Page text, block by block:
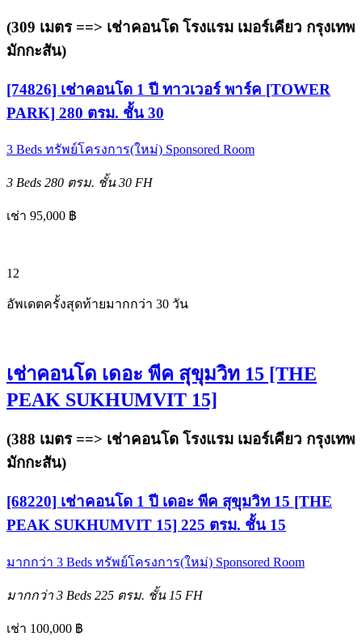
(309 เมตร ==> เช่าคอนโด โรงแรม เมอร์เคียว กรุงเทพ
มักกะสัน)
[74826] เช่าคอนโด 1 ปี ทาวเวอร์ พาร์ค [TOWER
PARK] 280 ตรม. ชั้น 30
3 Beds ทรัพย์โครงการ(ใหม่) Sponsored Room
3 Beds 280 ตรม. ชั้น 30 FH
เช่า 95,000 ฿
12
อัพเดตครั้งสุดท้ายมากกว่า 30 วัน
เช่าคอนโด เดอะ พีค สุขุมวิท 15 [THE
PEAK SUKHUMVIT 15]
(388 เมตร ==> เช่าคอนโด โรงแรม เมอร์เคียว กรุงเทพ
มักกะสัน)
[68220] เช่าคอนโด 1 ปี เดอะ พีค สุขุมวิท 15 [THE
PEAK SUKHUMVIT 15] 225 ตรม. ชั้น 15
มากกว่า 3 Beds ทรัพย์โครงการ(ใหม่) Sponsored Room
มากกว่า 3 Beds 225 ตรม. ชั้น 15 FH
เช่า 100,000 ฿